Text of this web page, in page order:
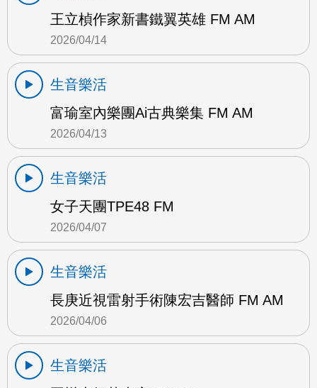
王立楨作家新書鐵翼英雄 FM AM
2026/04/14
生音樂活
富瑜室內樂團Ai古典樂集 FM AM
2026/04/13
生音樂活
女子天團TPE48 FM
2026/04/07
生音樂活
長庚近視雷射手術陳宏吉醫師 FM AM
2026/04/06
生音樂活